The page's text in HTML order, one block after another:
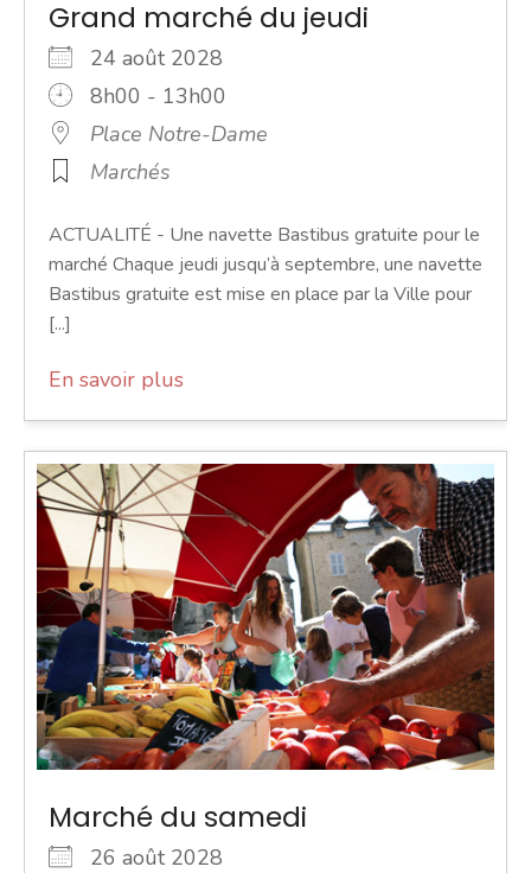
Grand marché du jeudi
24 août 2028
8h00 - 13h00
Place Notre-Dame
Marchés
ACTUALITÉ - Une navette Bastibus gratuite pour le
marché Chaque jeudi jusqu’à septembre, une navette
Bastibus gratuite est mise en place par la Ville pour
[...]
En savoir plus
Marché du samedi
26 août 2028